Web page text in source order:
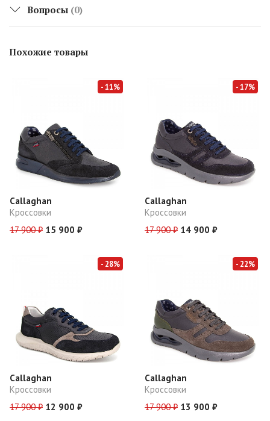
Вопросы (0)
Похожие товары
- 11%
Callaghan
Кроссовки
17 900 ₽ 15 900 ₽
- 17%
Callaghan
Кроссовки
17 900 ₽ 14 900 ₽
- 28%
Callaghan
Кроссовки
17 900 ₽ 12 900 ₽
- 22%
Callaghan
Кроссовки
17 900 ₽ 13 900 ₽